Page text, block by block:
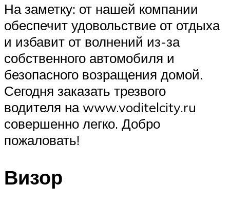
На заметку: от нашей компании
обеспечит удовольствие от отдыха
и избавит от волнений из-за
собственного автомобиля и
безопасного возращения домой.
Сегодня заказать трезвого
водителя на www.voditelcity.ru
совершенно легко. Добро
пожаловать!
Визор